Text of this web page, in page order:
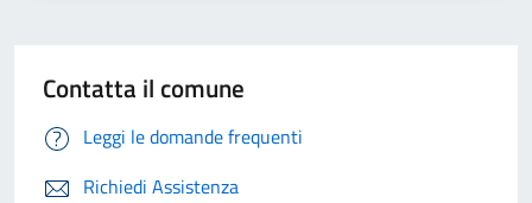
Contatta il comune
Leggi le domande frequenti
Richiedi Assistenza